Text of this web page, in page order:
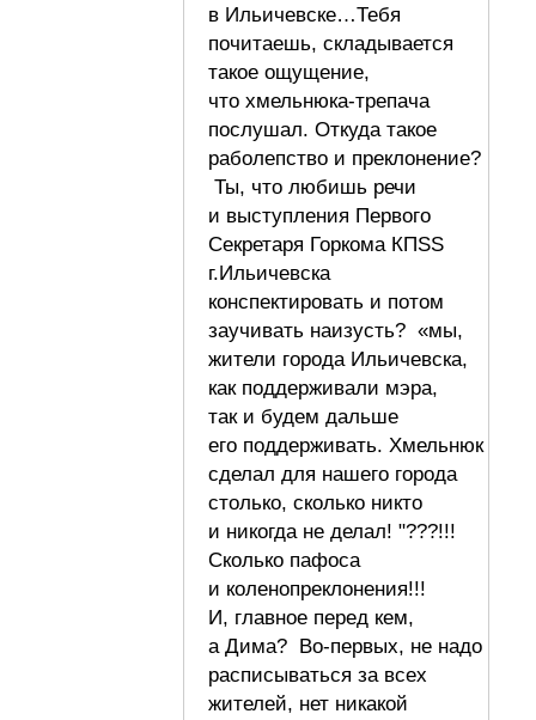
в Ильичевске…Тебя
почитаешь, складывается
такое ощущение,
что хмельнюка-трепача
послушал. Откуда такое
раболепство и преклонение?
Ты, что любишь речи
и выступления Первого
Секретаря Горкома КПSS
г.Ильичевска
конспектировать и потом
заучивать наизусть? «мы,
жители города Ильичевска,
как поддерживали мэра,
так и будем дальше
его поддерживать. Хмельнюк
сделал для нашего города
столько, сколько никто
и никогда не делал! "???!!!
Сколько пафоса
и коленопреклонения!!!
И, главное перед кем,
а Дима? Во-первых, не надо
расписываться за всех
жителей, нет никакой